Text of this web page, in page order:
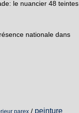
le nuancier 48 teintes
nationale dans
parex / peinture